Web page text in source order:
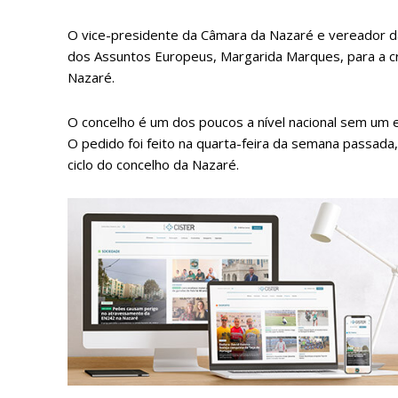
Faça-
O vice-presidente da Câmara da Nazaré e vereador
dos Assuntos Europeus, Margarida Marques, para a
Nazaré.
O concelho é um dos poucos a nível nacional sem
O pedido foi feito na quarta-feira da semana
ciclo do concelho da Nazaré.